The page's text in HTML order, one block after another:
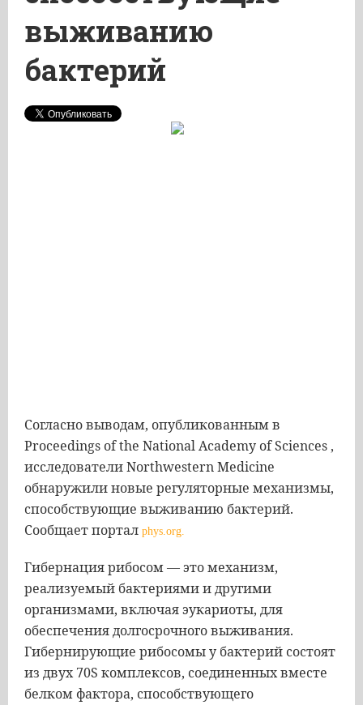
выживанию
бактерий
Согласно выводам, опубликованным в
Proceedings of the National Academy of Sciences ,
исследователи Northwestern Medicine
обнаружили новые регуляторные механизмы,
способствующие выживанию бактерий.
Сообщает портал phys.org.
Гибернация рибосом — это механизм,
реализуемый бактериями и другими
организмами, включая эукариоты, для
обеспечения долгосрочного выживания.
Гибернирующие рибосомы у бактерий состоят
из двух 70S комплексов, соединенных вместе
белком фактора, способствующего